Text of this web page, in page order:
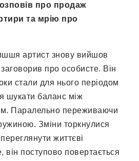
про продаж
та мрію про
артист знову вийшов
заговорив про особисте. Він
стали для нього періодом
шукати баланс між
Паралельно переживаючи
Зміни торкнулися
життєві
він поступово повертається